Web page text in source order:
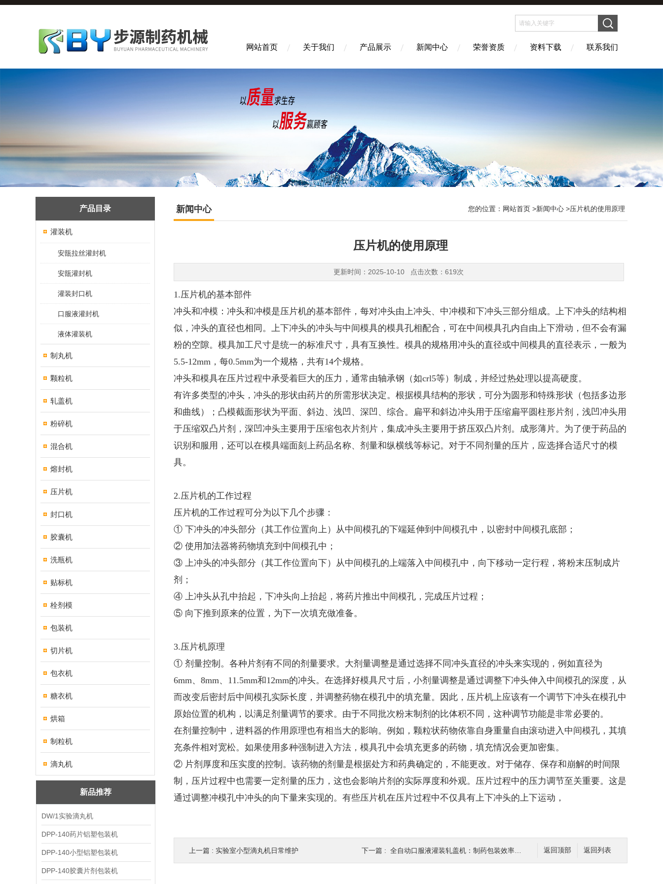
网站首页 关于我们 产品展示 新闻中心 荣誉资质 资料下载 联系我们
产品目录
灌装机
安瓿拉丝灌封机
安瓿灌封机
灌装封口机
口服液灌封机
液体灌装机
制丸机
颗粒机
轧盖机
粉碎机
混合机
熔封机
压片机
封口机
胶囊机
洗瓶机
贴标机
栓剂模
包装机
切片机
包衣机
糖衣机
烘箱
制粒机
滴丸机
新品推荐
DW/1实验滴丸机
DPP-140药片铝塑包装机
DPP-140小型铝塑包装机
DPP-140胶囊片剂包装机
新闻中心 您的位置： 网站首页 >新闻中心 >压片机的使用原理
压片机的使用原理
更新时间：2025-10-10 点击次数：619次
1.压片机的基本部件
冲头和冲模：冲头和冲模是压片机的基本部件，每对冲头由上冲头、中冲模和下冲头三部分组成。上下冲头的结构相
似，冲头的直径也相同。上下冲头的冲头与中间模具的模具孔相配合，可在中间模具孔内自由上下滑动，但不会有漏
粉的空隙。模具加工尺寸是统一的标准尺寸，具有互换性。模具的规格用冲头的直径或中间模具的直径表示，一般为
5.5-12mm，每0.5mm为一个规格，共有14个规格。
冲头和模具在压片过程中承受着巨大的压力，通常由轴承钢（如crl5等）制成，并经过热处理以提高硬度。
有许多类型的冲头，冲头的形状由药片的所需形状决定。根据模具结构的形状，可分为圆形和特殊形状（包括多边形
和曲线）；凸模截面形状为平面、斜边、浅凹、深凹、综合。扁平和斜边冲头用于压缩扁平圆柱形片剂，浅凹冲头用
于压缩双凸片剂，深凹冲头主要用于压缩包衣片剂片，集成冲头主要用于挤压双凸片剂。成形薄片。为了便于药品的
识别和服用，还可以在模具端面刻上药品名称、剂量和纵横线等标记。对于不同剂量的压片，应选择合适尺寸的模
具。
2.压片机的工作过程
压片机的工作过程可分为以下几个步骤：
① 下冲头的冲头部分（其工作位置向上）从中间模孔的下端延伸到中间模孔中，以密封中间模孔底部；
② 使用加法器将药物填充到中间模孔中；
③ 上冲头的冲头部分（其工作位置向下）从中间模孔的上端落入中间模孔中，向下移动一定行程，将粉末压制成片
剂；
④ 上冲头从孔中抬起，下冲头向上抬起，将药片推出中间模孔，完成压片过程；
⑤ 向下推到原来的位置，为下一次填充做准备。
3.压片机原理
① 剂量控制。各种片剂有不同的剂量要求。大剂量调整是通过选择不同冲头直径的冲头来实现的，例如直径为
6mm、8mm、11.5mm和12mm的冲头。在选择好模具尺寸后，小剂量调整是通过调整下冲头伸入中间模孔的深度，从
而改变后密封后中间模孔实际长度，并调整药物在模孔中的填充量。因此，压片机上应该有一个调节下冲头在模孔中
原始位置的机构，以满足剂量调节的要求。由于不同批次粉末制剂的比体积不同，这种调节功能是非常必要的。
在剂量控制中，进料器的作用原理也有相当大的影响。例如，颗粒状药物依靠自身重量自由滚动进入中间模孔，其填
充条件相对宽松。如果使用多种强制进入方法，模具孔中会填充更多的药物，填充情况会更加密集。
② 片剂厚度和压实度的控制。该药物的剂量是根据处方和药典确定的，不能更改。对于储存、保存和崩解的时间限
制，压片过程中也需要一定剂量的压力，这也会影响片剂的实际厚度和外观。压片过程中的压力调节至关重要。这是
通过调整冲模孔中冲头的向下量来实现的。有些压片机在压片过程中不仅具有上下冲头的上下运动，
返回列表
返回顶部
上一篇 : 实验室小型滴丸机日常维护 下一篇 : 全自动口服液灌装轧盖机：制药包装效率革新的核心驱动力